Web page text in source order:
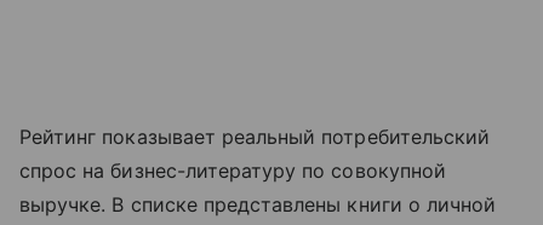
Рейтинг показывает реальный потребительский
спрос на бизнес-литературу по совокупной
выручке. В списке представлены книги о личной